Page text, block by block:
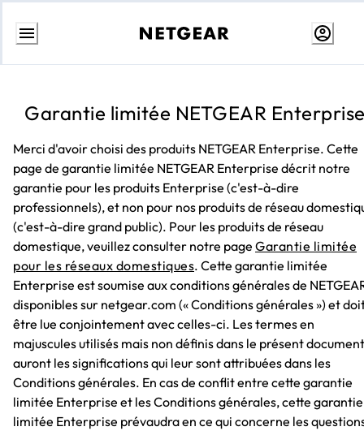
Aller
Garantie limitée NETGEAR
Merci d'avoir choisi des produits NETGEAR Enterprise. Cette
page de garantie limitée NETGEAR Enterprise décrit notre
garantie pour les produits Enterprise (c'est-à-dire
professionnels), et non pour nos produits de réseau
(c'est-à-dire grand public). Pour les produits de réseau
domestique, veuillez consulter notre page Garantie limitée
pour les réseaux domestiques. Cette garantie limitée
Enterprise est soumise aux conditions générales de
disponibles sur netgear.com (« Conditions générales ») et
être lue conjointement avec celles-ci. Les termes en
majuscules utilisés mais non définis dans le présent document
auront les significations qui leur sont attribuées dans les
Conditions générales. En cas de conflit entre cette garantie
limitée Enterprise et les Conditions générales, cette garantie
limitée Enterprise prévaudra en ce qui concerne les